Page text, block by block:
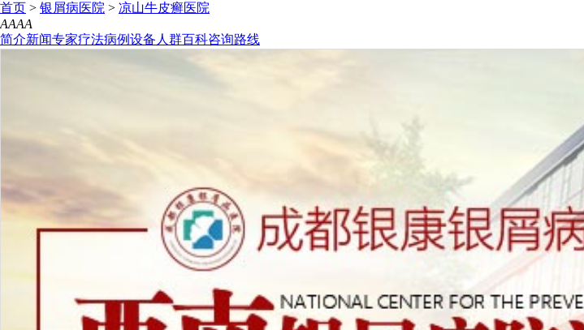
首页 > 银屑病医院 > 凉山牛皮癣医院
AAAA
简介新闻专家疗法病例设备 人群百科咨询路线